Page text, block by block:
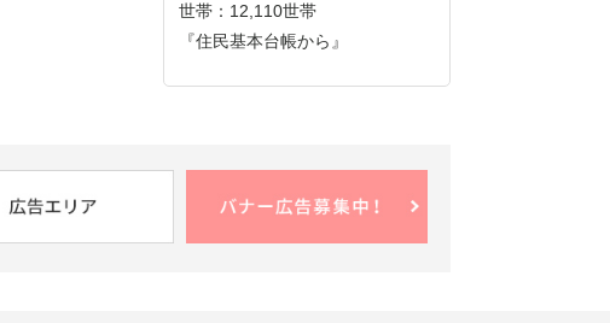
世帯：12,110世帯
『住民基本台帳から』